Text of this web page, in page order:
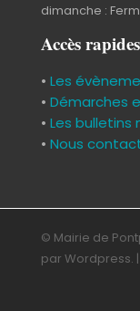
dimanche :
Accès rapides
• Les
• Démarches
• Les bulletins
• Nous
© Mairie de
par Wordpress.